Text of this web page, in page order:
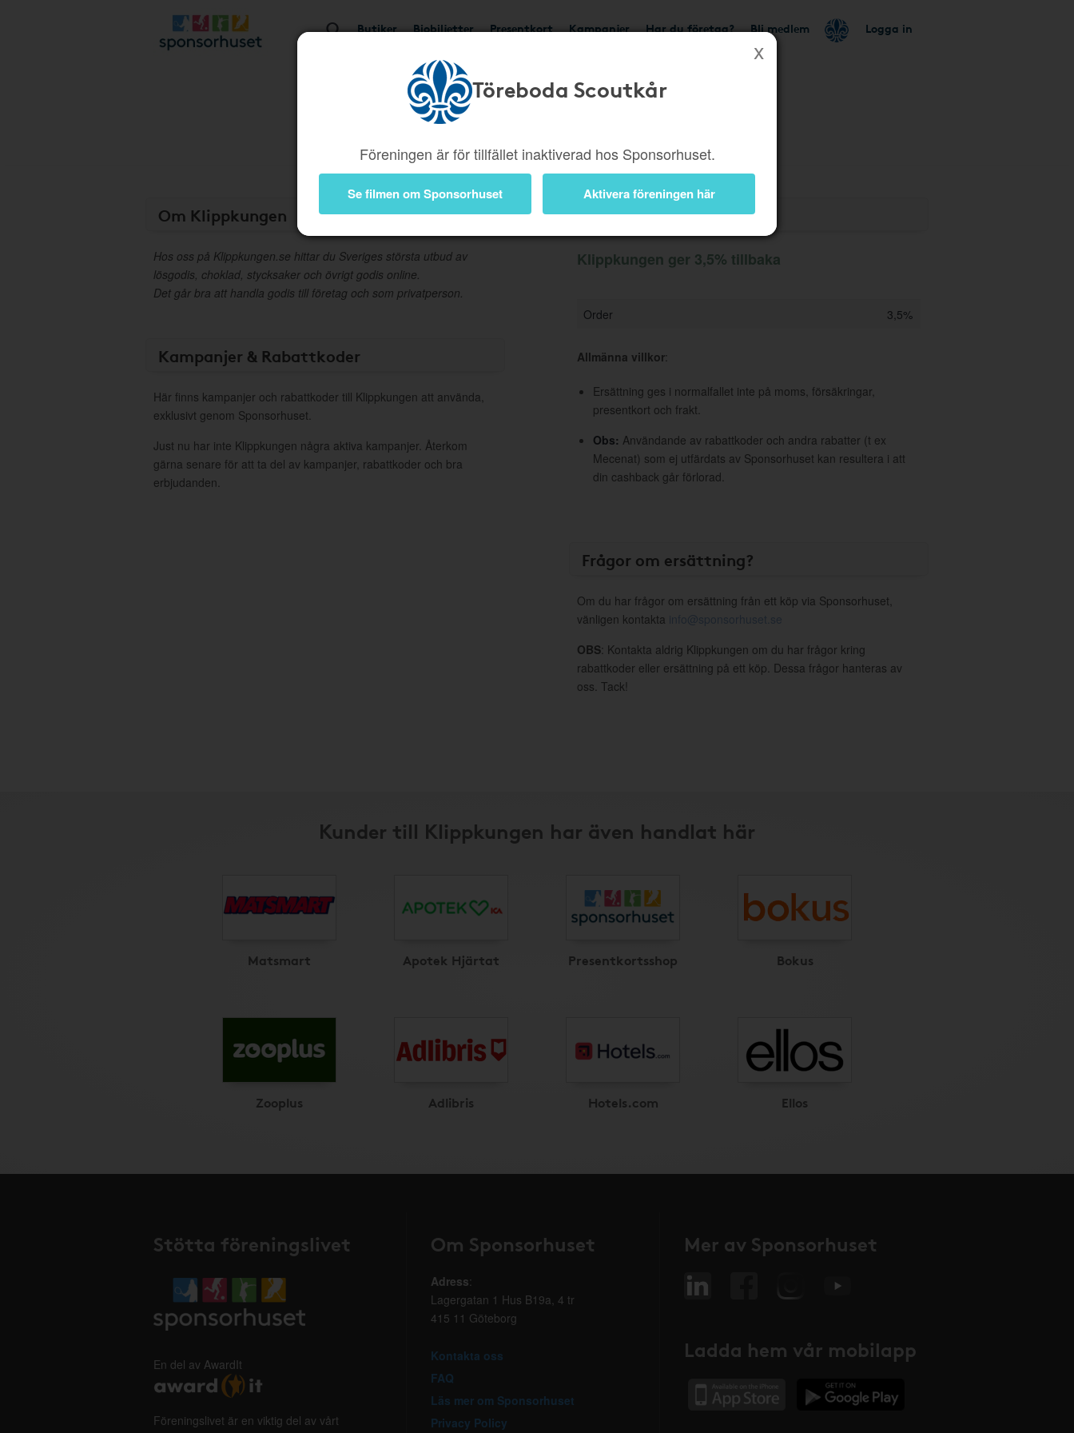
Butiker Biobiljetter Presentkort Kampanjer Har du företag? Bli medlem Logga in
Töreboda Scoutkår
Föreningen är för tillfället inaktiverad hos Sponsorhuset.
Se filmen om Sponsorhuset Aktivera föreningen här
Om Klippkungen
Hos oss på Klippkungen.se hittar du Sveriges största utbud av
lösgodis, choklad, stycksaker och övrigt godis online.
Det går bra att handla godis till företag och som privatperson.
Kampanjer & Rabattkoder
Här finns kampanjer och rabattkoder till Klippkungen att använda,
exklusivt genom Sponsorhuset.
Just nu har inte Klippkungen några aktiva kampanjer. Återkom
gärna senare för att ta del av kampanjer, rabattkoder och bra
erbjudanden.
Information
Klippkungen ger 3,5% tillbaka
Order 3,5%
Allmänna villkor:
Ersättning ges i normalfallet inte på moms, försäkringar,
presentkort och frakt.
Obs: Användande av rabattkoder och andra rabatter (t ex
Mecenat) som ej utfärdats av Sponsorhuset kan resultera i att
din cashback går förlorad.
Frågor om ersättning?
Om du har frågor om ersättning från ett köp via Sponsorhuset,
vänligen kontakta info@sponsorhuset.se
OBS: Kontakta aldrig Klippkungen om du har frågor kring
rabattkoder eller ersättning på ett köp. Dessa frågor hanteras av
oss. Tack!
Kunder till Klippkungen har även handlat här
Matsmart Apotek Hjärtat Presentkortsshop Bokus
Zooplus Adlibris Hotels.com Ellos
Stötta föreningslivet
En del av AwardIt
Föreningslivet är en viktig del av vårt
Om Sponsorhuset
Adress:
Lagergatan 1 Hus B19a, 4 tr
415 11 Göteborg
Kontakta oss
FAQ
Läs mer om Sponsorhuset
Privacy Policy
Mer av Sponsorhuset
Ladda hem vår mobilapp